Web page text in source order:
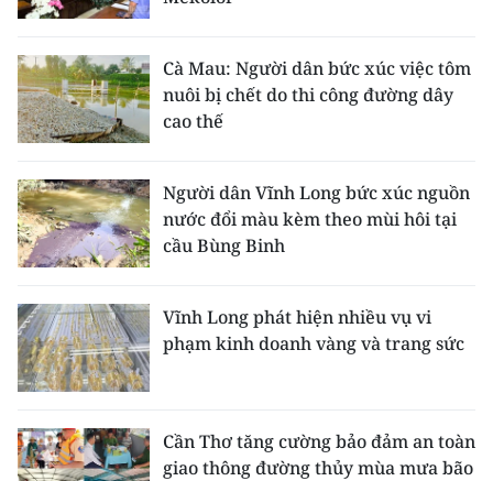
Cà Mau: Người dân bức xúc việc tôm
nuôi bị chết do thi công đường dây
cao thế
Người dân Vĩnh Long bức xúc nguồn
nước đổi màu kèm theo mùi hôi tại
cầu Bùng Binh
Vĩnh Long phát hiện nhiều vụ vi
phạm kinh doanh vàng và trang sức
Cần Thơ tăng cường bảo đảm an toàn
giao thông đường thủy mùa mưa bão